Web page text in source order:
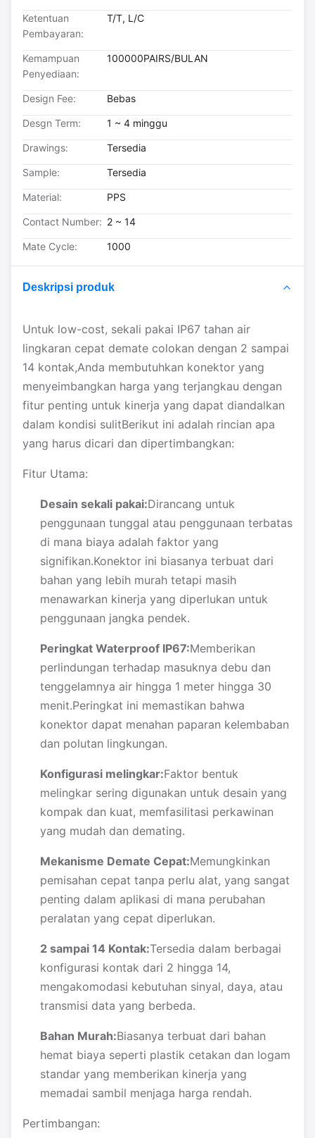
Ketentuan
Pembayaran:
T/T, L/C
Kemampuan
Penyediaan:
100000PAIRS/BULAN
Design Fee: Bebas
Desgn Term: 1 ~ 4 minggu
Drawings: Tersedia
Sample: Tersedia
Material: PPS
Contact Number: 2 ~ 14
Mate Cycle: 1000
Deskripsi produk
Untuk low-cost, sekali pakai IP67 tahan air
lingkaran cepat demate colokan dengan 2 sampai
14 kontak,Anda membutuhkan konektor yang
menyeimbangkan harga yang terjangkau dengan
fitur penting untuk kinerja yang dapat diandalkan
dalam kondisi sulitBerikut ini adalah rincian apa
yang harus dicari dan dipertimbangkan:
Fitur Utama:
Desain sekali pakai:Dirancang untuk
penggunaan tunggal atau penggunaan terbatas
di mana biaya adalah faktor yang
signifikan.Konektor ini biasanya terbuat dari
bahan yang lebih murah tetapi masih
menawarkan kinerja yang diperlukan untuk
penggunaan jangka pendek.
Peringkat Waterproof IP67:Memberikan
perlindungan terhadap masuknya debu dan
tenggelamnya air hingga 1 meter hingga 30
menit.Peringkat ini memastikan bahwa
konektor dapat menahan paparan kelembaban
dan polutan lingkungan.
Konfigurasi melingkar:Faktor bentuk
melingkar sering digunakan untuk desain yang
kompak dan kuat, memfasilitasi perkawinan
yang mudah dan demating.
Mekanisme Demate Cepat:Memungkinkan
pemisahan cepat tanpa perlu alat, yang sangat
penting dalam aplikasi di mana perubahan
peralatan yang cepat diperlukan.
2 sampai 14 Kontak:Tersedia dalam berbagai
konfigurasi kontak dari 2 hingga 14,
mengakomodasi kebutuhan sinyal, daya, atau
transmisi data yang berbeda.
Bahan Murah:Biasanya terbuat dari bahan
hemat biaya seperti plastik cetakan dan logam
standar yang memberikan kinerja yang
memadai sambil menjaga harga rendah.
Pertimbangan: